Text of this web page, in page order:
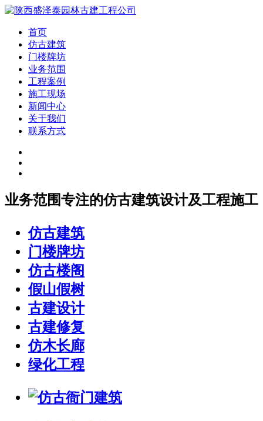
首页
仿古建筑
门楼牌坊
业务范围
工程案例
施工现场
新闻中心
关于我们
联系方式
业务范围专注的仿古建筑设计及工程施工
仿古建筑
门楼牌坊
仿古楼阁
假山假树
古建设计
古建修复
仿木长廊
绿化工程